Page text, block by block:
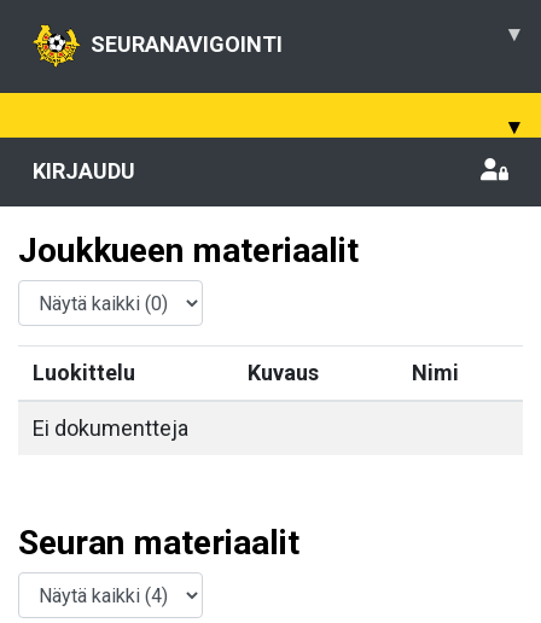
SEURANAVIGOINTI ▾
▾
KIRJAUDU
Joukkueen materiaalit
Luokittelu Kuvaus Nimi
Ei dokumentteja
Seuran materiaalit